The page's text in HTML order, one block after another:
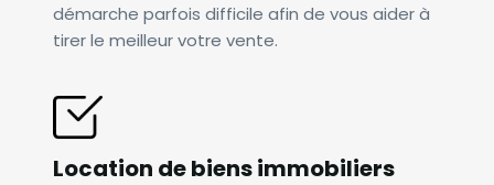
démarche parfois difficile afin de vous aider à
tirer le meilleur votre vente.
Location de biens immobiliers